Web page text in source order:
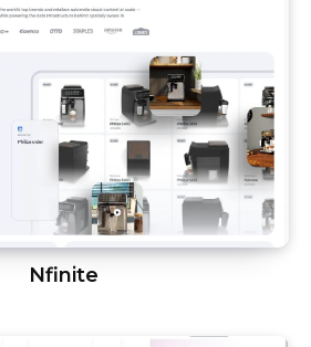
Nfinite